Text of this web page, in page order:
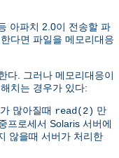
아파치 2.0이 전송할 파
다면 파일을 메모리대응
다. 그러나 메모리대응이
치는 경우가 있다:
많아질때 read(2) 만
프로세서 Solaris 서버에
않을때 서버가 처리한